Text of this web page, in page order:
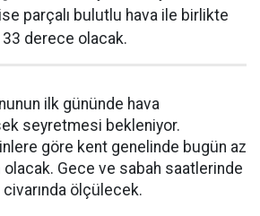
parçalı bulutlu hava ile birlikte
33 derece olacak.
ilk gününde hava
seyretmesi bekleniyor.
göre kent genelinde bugün az
olacak. Gece ve sabah saatlerinde
ölçülecek.